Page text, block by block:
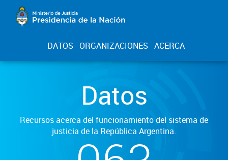
DATOS ORGANIZACIONES ACERCA
Datos
Recursos acerca del funcionamiento del sistema de
justicia de la República Argentina.